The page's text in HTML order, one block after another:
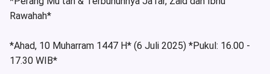
Rawahah*
*Ahad, 10 Muharram 1447 H* (6 Juli 2025) *Pukul: 16.00 -
17.30 WIB*